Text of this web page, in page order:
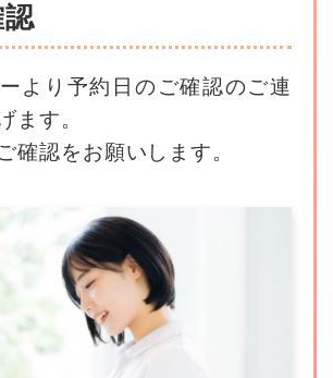
より予約日のご確認のご連
ます。
確認をお願いします。